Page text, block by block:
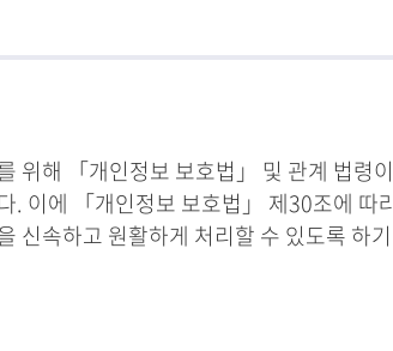
위해 「개인정보 보호법」 및 관계 법령
. 이에 「개인정보 보호법」 제30조에 따
신속하고 원활하게 처리할 수 있도록 하